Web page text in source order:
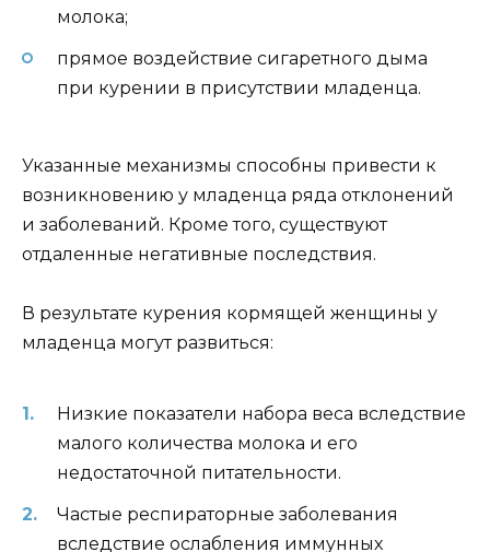
молока;
прямое воздействие сигаретного дыма
при курении в присутствии младенца.
Указанные механизмы способны привести к
возникновению у младенца ряда отклонений
и заболеваний. Кроме того, существуют
отдаленные негативные последствия.
В результате курения кормящей женщины у
младенца могут развиться:
Низкие показатели набора веса вследствие
малого количества молока и его
недостаточной питательности.
Частые респираторные заболевания
вследствие ослабления иммунных